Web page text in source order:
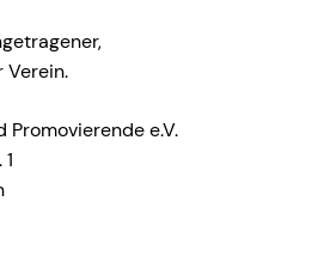
Verein.
Promovierende e.V.